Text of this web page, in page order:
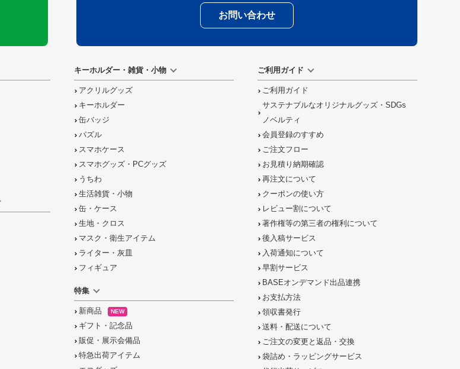
お問い合わせ
キーホルダー・雑貨・小物
アクリルグッズ
キーホルダー
缶バッジ
パズル
スマホケース
スマホグッズ・PCグッズ
うちわ
生活雑貨・小物
缶・ケース
生地・クロス
マスク・衛生アイテム
ライター・灰皿
フィギュア
特集
新商品 NEW
ギフト・記念品
販促・展示会備品
特急出荷アイテム
ご利用ガイド
ご利用ガイド
サステナブルなオリジナルグッズ・SDGs
ノベルティ
会員登録のすすめ
ご注文フロー
お見積り納期確認
再注文について
クーポンの使い方
レビュー割について
著作権等の第三者の権利について
後入稿サービス
入荷通知について
早割サービス
BASEオンデマンド出品連携
お支払方法
領収書発行
送料・配送について
ご注文の変更と返品 ・ 交換
袋詰め・ラッピングサービス